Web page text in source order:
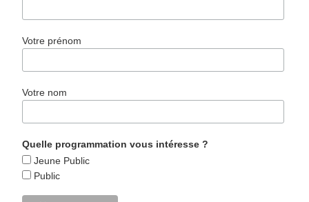
Votre prénom
Votre nom
Quelle programmation vous intéresse ?
Jeune Public
Public